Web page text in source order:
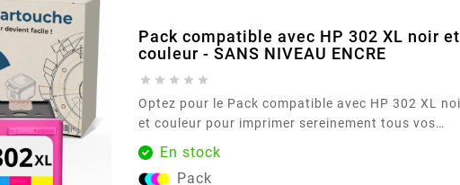
Pack compatible avec HP 302 XL noir et
couleur - SANS NIVEAU ENCRE
    
Optez pour le Pack compatible avec HP 302 XL noir
et couleur pour imprimer sereinement tous vos
documents du quotidien. Conçu pour les
imprimantes acceptant la référence HP 302 , ce
En stock
Pack